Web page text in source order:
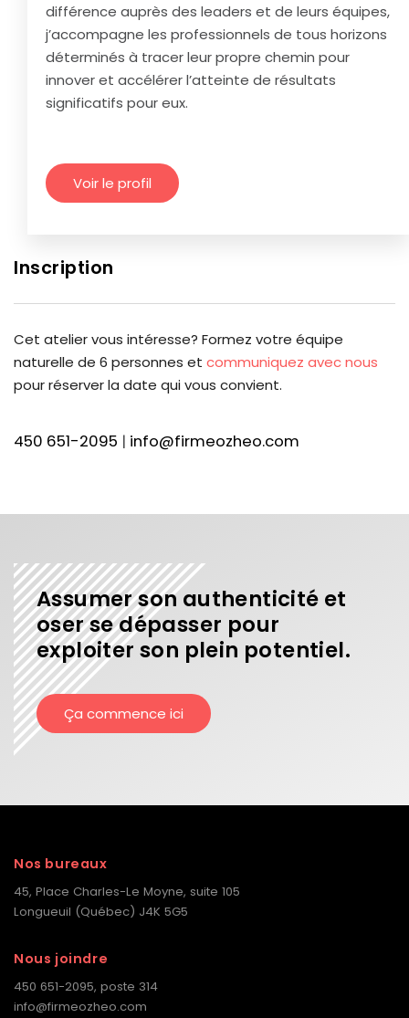
différence auprès des leaders et de leurs équipes,
j’accompagne les professionnels de tous horizons
déterminés à tracer leur propre chemin pour
innover et accélérer l’atteinte de résultats
significatifs pour eux.
Voir le profil
Inscription
Cet atelier vous intéresse? Formez votre équipe
naturelle de 6 personnes et communiquez avec nous
pour réserver la date qui vous convient.
450 651-2095 | info@firmeozheo.com
Assumer son authenticité et
oser se dépasser pour
exploiter son plein potentiel.
Ça commence ici
Nos bureaux
45, Place Charles-Le Moyne, suite 105
Longueuil (Québec) J4K 5G5
Nous joindre
450 651-2095, poste 314
info@firmeozheo.com